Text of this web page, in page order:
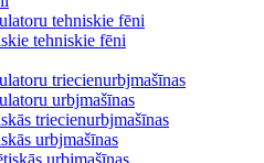
tehniskie fēni
tehniskie fēni
triecienurbjmašīnas
urbjmašīnas
triecienurbjmašīnas
urbjmašīnas
urbjmašīnas